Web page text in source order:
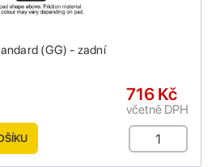
(GG) - zadní
716 Kč
včetně DPH